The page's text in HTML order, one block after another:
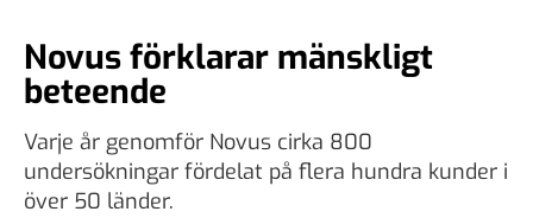
Novus förklarar mänskligt
beteende
Varje år genomför Novus cirka 800
undersökningar fördelat på flera hundra kunder i
över 50 länder.